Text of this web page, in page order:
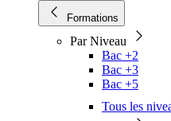
Formations
Par Niveau
Bac +2
Bac +3
Bac +5
Tous les